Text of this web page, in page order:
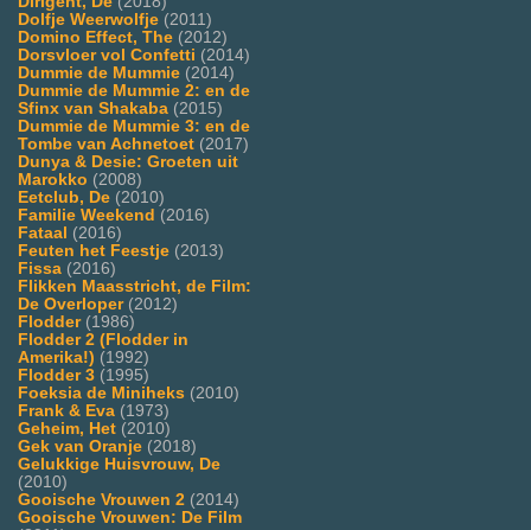
Dolfje Weerwolfje (2011)
Domino Effect, The (2012)
Dorsvloer vol Confetti (2014)
Dummie de Mummie (2014)
Dummie de Mummie 2: en de
Sfinx van Shakaba (2015)
Dummie de Mummie 3: en de
Tombe van Achnetoet (2017)
Dunya & Desie: Groeten uit
Marokko (2008)
Eetclub, De (2010)
Familie Weekend (2016)
Fataal (2016)
Feuten het Feestje (2013)
Fissa (2016)
Flikken Maasstricht, de Film:
De Overloper(2012)
Flodder(1986)
Flodder 2 (Flodder in
Amerika!) (1992)
Flodder 3 (1995)
Foeksia de Miniheks (2010)
Frank & Eva (1973)
Geheim, Het (2010)
Gek van Oranje (2018)
Gelukkige Huisvrouw, De
(2010)
Gooische Vrouwen 2 (2014)
Gooische Vrouwen: De Film